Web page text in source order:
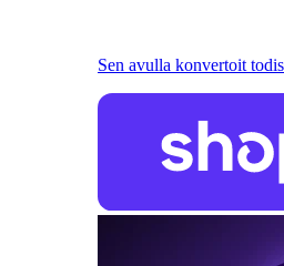
Sen avulla konvertoit